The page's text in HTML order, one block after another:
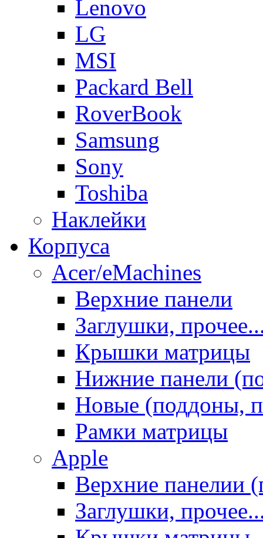
Lenovo
LG
MSI
Packard Bell
RoverBook
Samsung
Sony
Toshiba
Наклейки
Корпуса
Acer/eMachines
Верхние панели
Заглушки,
Крышки матрицы
Нижние панели
Новые (поддоны,
Рамки матрицы
Apple
Верхние панелии
Заглушки,